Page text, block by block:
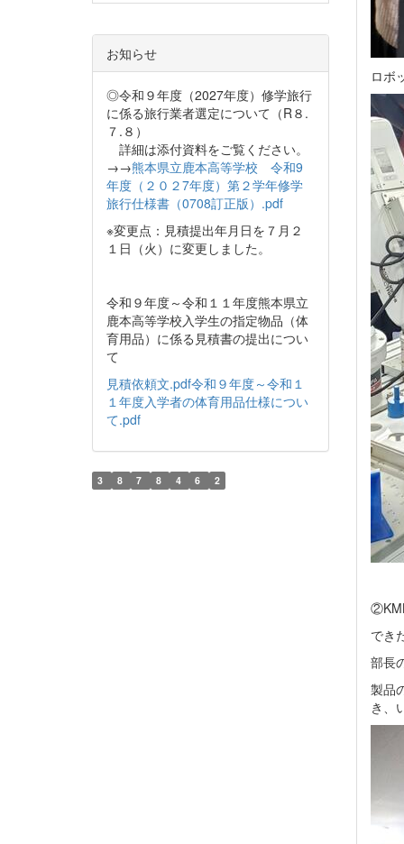
ロボ
でき
部長
製品
き、
お知らせ
◎令和９年度（2027年度）修学旅行
に係る旅行業者選定について（R８.
７.８）
詳細は添付資料をご覧ください。
→→熊本県立鹿本高等学校 令和9
年度（２０２7年度）第２学年修学
旅行仕様書（0708訂正版）.pdf
※変更点：見積提出年月日を７月２
１日（火）に変更しました。
令和９年度～令和１１年度熊本県立
鹿本高等学校入学生の指定物品（体
育用品）に係る見積書の提出につい
て
見積依頼文.pdf令和９年度～令和１
１年度入学者の体育用品仕様につい
て.pdf
3 8 7 8 4 6 2